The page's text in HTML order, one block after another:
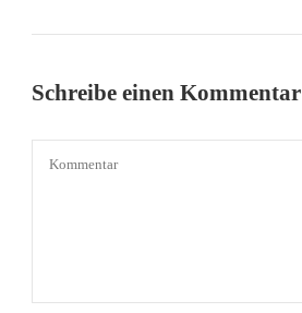
Schreibe einen Kommentar